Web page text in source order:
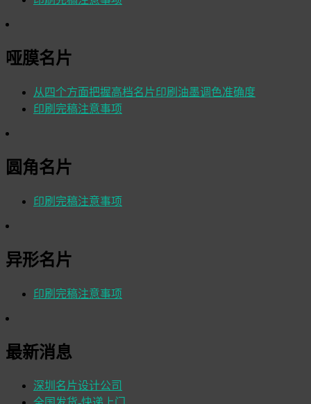
哑膜名片
从四个方面把握高档名片印刷油墨调色准确度
印刷完稿注意事项
圆角名片
印刷完稿注意事项
异形名片
印刷完稿注意事项
最新消息
深圳名片设计公司